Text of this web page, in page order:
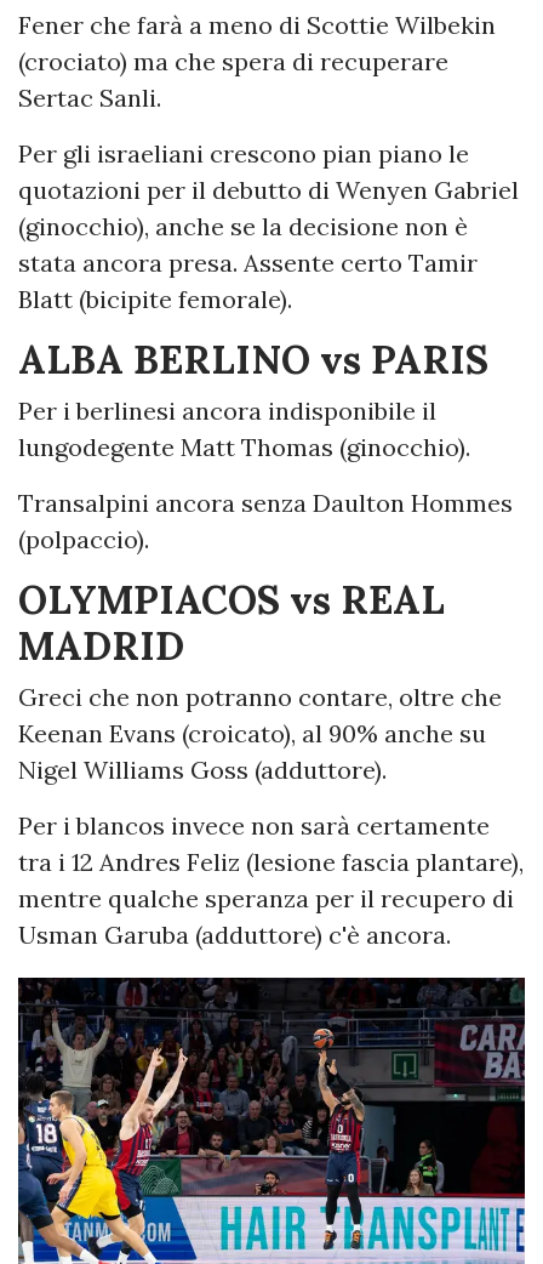
Fener che farà a meno di Scottie Wilbekin
(crociato) ma che spera di recuperare
Sertac Sanli.
Per gli israeliani crescono pian piano le
quotazioni per il debutto di Wenyen Gabriel
(ginocchio), anche se la decisione non è
stata ancora presa. Assente certo Tamir
Blatt (bicipite femorale).
ALBA BERLINO vs PARIS
Per i berlinesi ancora indisponibile il
lungodegente Matt Thomas (ginocchio).
Transalpini ancora senza Daulton Hommes
(polpaccio).
OLYMPIACOS vs REAL
MADRID
Greci che non potranno contare, oltre che
Keenan Evans (croicato), al 90% anche su
Nigel Williams Goss (adduttore).
Per i blancos invece non sarà certamente
tra i 12 Andres Feliz (lesione fascia plantare),
mentre qualche speranza per il recupero di
Usman Garuba (adduttore) c'è ancora.